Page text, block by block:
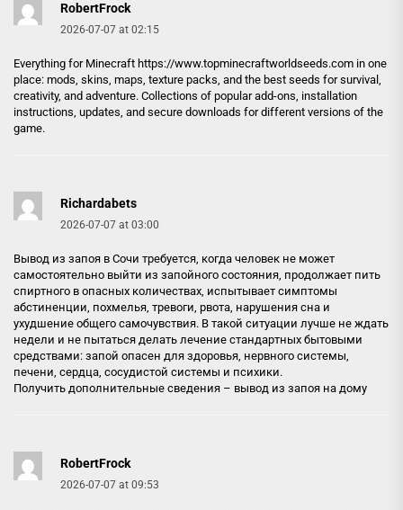
RobertFrock
2026-07-07 at 02:15
Everything for Minecraft https://www.topminecraftworldseeds.com in one
place: mods, skins, maps, texture packs, and the best seeds for survival,
creativity, and adventure. Collections of popular add-ons, installation
instructions, updates, and secure downloads for different versions of the
game.
Richardabets
2026-07-07 at 03:00
Вывод из запоя в Сочи требуется, когда человек не может
самостоятельно выйти из запойного состояния, продолжает пить
спиртного в опасных количествах, испытывает симптомы
абстиненции, похмелья, тревоги, рвота, нарушения сна и
ухудшение общего самочувствия. В такой ситуации лучше не ждать
недели и не пытаться делать лечение стандартных бытовыми
средствами: запой опасен для здоровья, нервного системы,
печени, сердца, сосудистой системы и психики.
Получить дополнительные сведения – вывод из запоя на дому
RobertFrock
2026-07-07 at 09:53